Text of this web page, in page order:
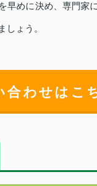
早めに決め、専門家
しょう。
合わせはこ